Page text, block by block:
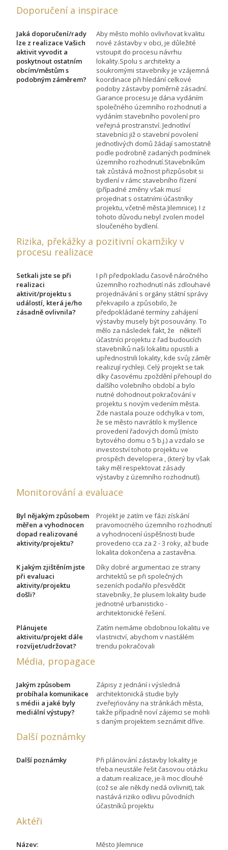
Doporučení a inspirace
Jaká doporučení/rady
lze z realizace Vašich
aktivit vyvodit a
poskytnout ostatním
obcím/městům s
podobným záměrem?
Aby město mohlo ovlivňovat kvalitu
nové zástavby v obci, je důležité
vstoupit do procesu návrhu
lokality.Spolu s architekty a
soukromými stavebníky je vzájemná
koordinace při hledání celkové
podoby zástavby poměrně zásadní.
Garance procesu je dána vydáním
společného územního rozhodnutí a
vydáním stavebního povolení pro
veřejná prostranství. Jednotliví
stavebníci již o stavební povolení
jednotlivých domů žádají samostatně
podle podrobně zadaných podmínek
územního rozhodnutí.Stavebníkům
tak zůstává možnost přizpůsobit si
bydlení v rámc stavebního řízení
(případné změny však musí
projednat s ostatními účastníky
projektu, včetně města Jilemnice). I z
tohoto důvodu nebyl zvolen model
sloučeného bydlení.
Rizika, překážky a pozitivní okamžiky v
procesu realizace
Setkali jste se při
realizaci
aktivit/projektu s
událostí, která je/ho
zásadně ovlivnila?
I při předpokladu časově náročného
územního rozhodnutí nás zdlouhavé
projednávání s orgány státní správy
překvapilo a způsobilo, že
předpokládané termíny zahájení
výstavby musely být posouvány. To
mělo za následek fakt, že někteří
účastníci projektu z řad budoucích
stavebníků naši lokalitu opustili a
upřednostnili lokality, kde svůj záměr
realizují rychleji. Celý projekt se tak
díky časovému zpoždění přehoupl do
dalšího volebního období a bylo
nutné dohodnout pokračování v
projektu s novým vedením města.
Zde nastala pouze odchylka v tom,
že se město navrátilo k myšlence
provedení řadových domů (místo
bytového domu o 5 b.j.) a vzdalo se
investoství tohoto projektu ve
prospěch developera , (který by však
taky měl respektovat zásady
výstavby z územního rozhodnutí).
Monitorování a evaluace
Byl nějakým způsobem
měřen a vyhodnocen
dopad realizované
aktivity/projektu?
Projekt je zatím ve fázi získání
pravomocného územního rozhodnutí
a vyhodnocení úspěšnosti bude
provedeno cca za 2 - 3 roky, až bude
lokalita dokončena a zastavěna.
K jakým zjištěním jste
při evaluaci
aktivity/projektu
došli?
Díky dobré argumentaci ze strany
architektů se při společných
sezeních podařilo přesvědčit
stavebníky, že plusem lokality bude
jednotné urbanisticko -
architektonické řešení.
Plánujete
aktivitu/projekt dále
rozvíjet/udržovat?
Zatím nemáme obdobnou lokalitu ve
vlastnictví, abychom v nastálém
trendu pokračovali
Média, propagace
Jakým způsobem
probíhala komunikace
s médii a jaké byly
mediální výstupy?
Zápisy z jednání i výsledná
architektonická studie byly
zveřejńovány na stránkách města,
takže případně noví zájemci se mohli
s daným projektem seznámit dříve.
Další poznámky
Další poznámky
Při plánování zástavby lokality je
třeba neustále řešit časovou otázku
a datum realizace, je-li moc dlouhé
(což se ale někdy nedá ovlivnit), tak
nastává riziko odlivu původních
účastníků projektu
Aktéři
Název:
Město Jilemnice